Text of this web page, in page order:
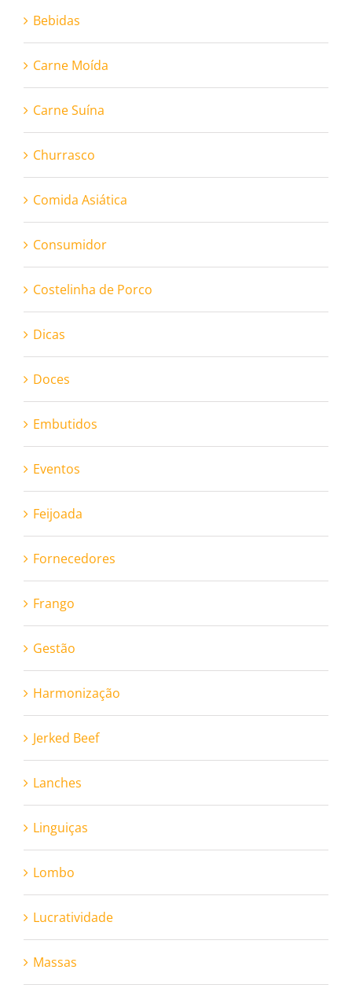
Bebidas
Carne Moída
Carne Suína
Churrasco
Comida Asiática
Consumidor
Costelinha de Porco
Dicas
Doces
Embutidos
Eventos
Feijoada
Fornecedores
Frango
Gestão
Harmonização
Jerked Beef
Lanches
Linguiças
Lombo
Lucratividade
Massas